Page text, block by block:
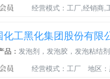
经营模式：工厂,经销商,
化工黑化集团股份有限
品： 发泡剂，发泡胶，发泡粘结
经营模式：工厂
地区